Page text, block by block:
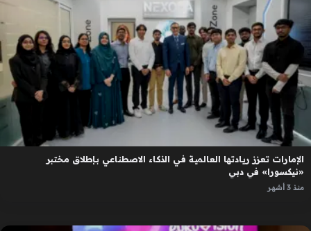
الإمارات تعزز ريادتها العالمية في الذكاء الاصطناعي بإطلاق مختبر
«نيكسورا» في دبي
منذ 3 أشهر